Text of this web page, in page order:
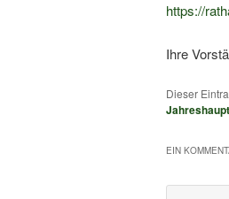
https://
Ihre
Dieser
EIN